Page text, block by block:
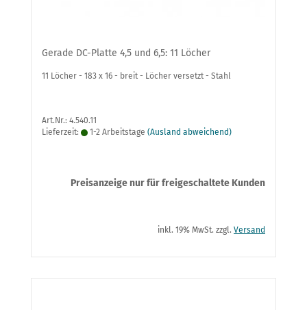
Gerade DC-Platte 4,5 und 6,5: 11 Löcher
11 Löcher - 183 x 16 - breit - Löcher versetzt - Stahl
Art.Nr.: 4.540.11
Lieferzeit:
1-2 Arbeitstage (Ausland abweichend)
Preisanzeige nur für freigeschaltete Kunden
inkl. 19% MwSt. zzgl. Versand